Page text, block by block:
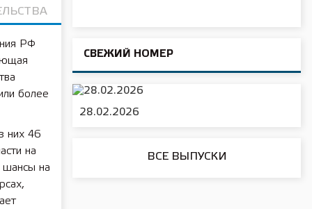
РФ
более
них 46
на
шансы на
СВЕЖИЙ НОМЕР
28.02.2026
ВСЕ ВЫПУСКИ